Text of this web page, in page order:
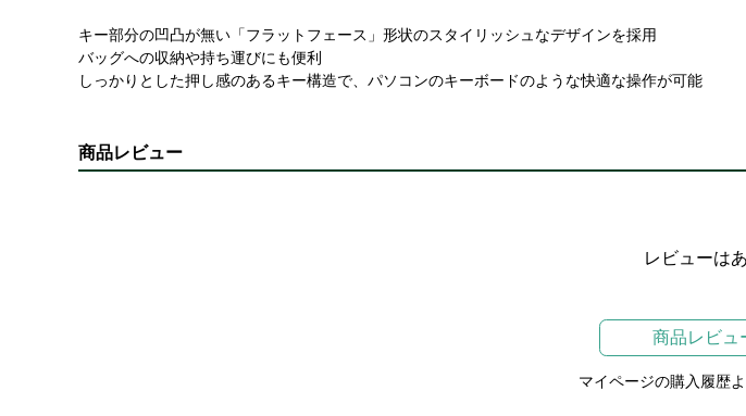
キー部分の凹凸が無い「フラットフェース」形状のスタイリッシュなデザインを採用
バッグへの収納や持ち運びにも便利
しっかりとした押し感のあるキー構造で、パソコンのキーボードのような快適な操作が可能
商品レビュー
レビューは
商品レビュ
マイページの購入履歴